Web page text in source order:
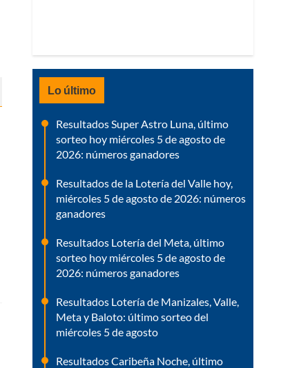
Lo último
Resultados Super Astro Luna, último
sorteo hoy miércoles 5 de agosto de
2026: números ganadores
Resultados de la Lotería del Valle hoy,
miércoles 5 de agosto de 2026: números
ganadores
Resultados Lotería del Meta, último
sorteo hoy miércoles 5 de agosto de
2026: números ganadores
Resultados Lotería de Manizales, Valle,
Meta y Baloto: último sorteo del
miércoles 5 de agosto
Resultados Caribeña Noche, último